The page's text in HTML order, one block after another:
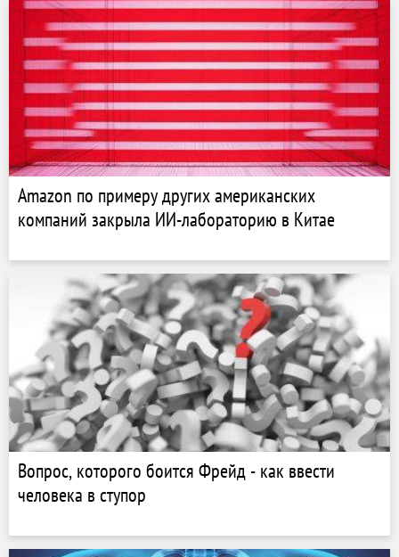
Amazon по примеру других американских
компаний закрыла ИИ-лабораторию в Китае
Вопрос, которого боится Фрейд - как ввести
человека в ступор